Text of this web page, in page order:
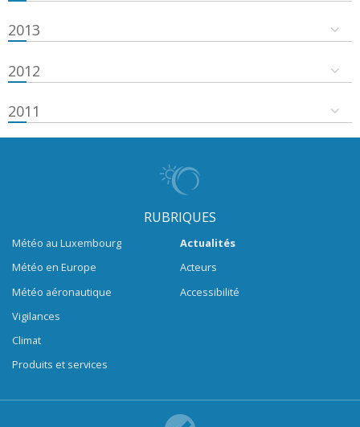
2013
2012
2011
RUBRIQUES
Météo au Luxembourg
Météo en Europe
Météo aéronautique
Vigilances
Climat
Produits et services
Actualités
Acteurs
Accessibilité